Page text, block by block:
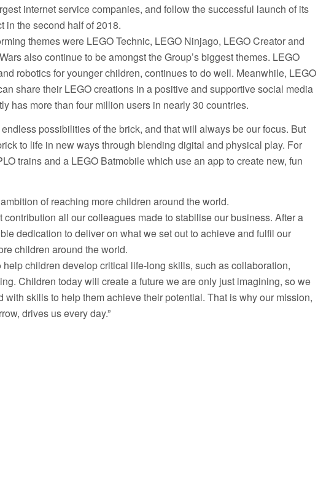
internet service companies, and follow the successful launch of its
in the second half of 2018.
themes were LEGO Technic, LEGO Ninjago, LEGO Creator and
also continue to be amongst the Group’s biggest themes. LEGO
robotics for younger children, continues to do well. Meanwhile, LEGO
share their LEGO creations in a positive and supportive social media
has more than four million users in nearly 30 countries.
possibilities of the brick, and that will always be our focus. But
to life in new ways through blending digital and physical play. For
trains and a LEGO Batmobile which use an app to create new, fun
of reaching more children around the world.
all our colleagues made to stabilise our business. After a
dedication to deliver on what we set out to achieve and fulfil our
children around the world.
children develop critical life-long skills, such as collaboration,
Children today will create a future we are only just imagining, so we
with skills to help them achieve their potential. That is why our mission,
drives us every day.”